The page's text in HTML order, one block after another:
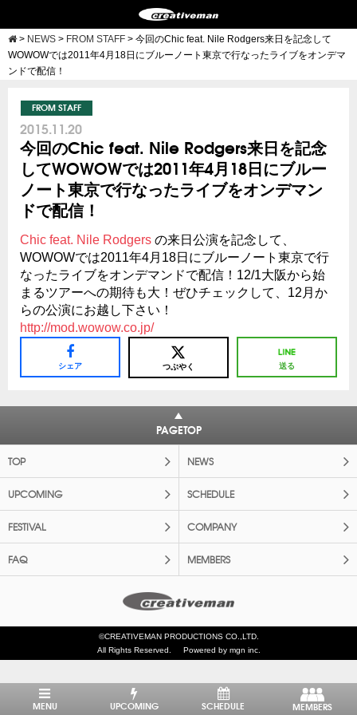
> NEWS > FROM STAFF > 今回のChic feat. Nile Rodgers来日を記念して
WOWOWでは2011年4月18日にブルーノート東京で行なったライブをオンデマ
ンドで配信！
FROM STAFF
2015.11.20
今回のChic feat. Nile Rodgers来日を記念
してWOWOWでは2011年4月18日にブルー
ノート東京で行なったライブをオンデマン
ドで配信！
Chic feat. Nile Rodgers の来日公演を記念して、
WOWOWでは2011年4月18日にブルーノート東京で行
なったライブをオンデマンドで配信！ 12/1大阪から始
まるツアーへの期待も大！ぜひチェックして、12月か
らの公演にお越し下さい！
http://mod.wowow.co.jp/
シェア つぶやく 送る
PAGETOP
TOP NEWS
UPCOMING SCHEDULE
FESTIVAL COMPANY
FAQ MEMBERS
©CREATIVEMAN PRODUCTIONS CO.,LTD.
All Rights Reserved.
Powered by mgn inc.
MENU UPCOMING SCHEDULE MEMBERS